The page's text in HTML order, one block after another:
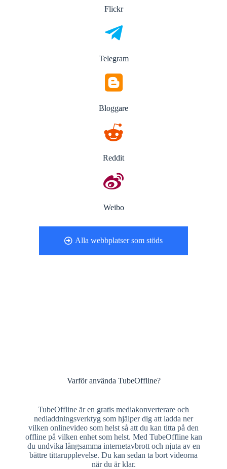
Flickr
Telegram
Bloggare
Reddit
Weibo
Alla webbplatser som stöds
Varför använda TubeOffline?
TubeOffline är en gratis mediakonverterare och
nedladdningsverktyg som hjälper dig att ladda ner
vilken onlinevideo som helst så att du kan titta på den
offline på vilken enhet som helst. Med TubeOffline kan
du undvika långsamma internetavbrott och njuta av en
bättre tittarupplevelse. Du kan sedan ta bort videorna
när du är klar.